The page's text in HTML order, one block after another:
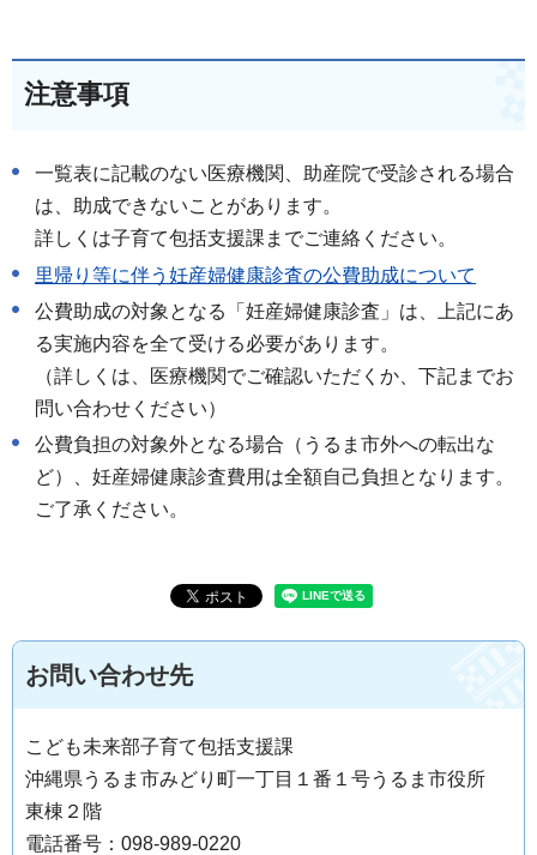
注意事項
一覧表に記載のない医療機関、助産院で受診される場合
は、助成できないことがあります。
詳しくは子育て包括支援課までご連絡ください。
里帰り等に伴う妊産婦健康診査の公費助成について
公費助成の対象となる「妊産婦健康診査」は、上記にあ
る実施内容を全て受ける必要があります。
（詳しくは、医療機関でご確認いただくか、下記までお
問い合わせください）
公費負担の対象外となる場合（うるま市外への転出な
ど）、妊産婦健康診査費用は全額自己負担となります。
ご了承ください。
お問い合わせ先
こども未来部子育て包括支援課
沖縄県うるま市みどり町一丁目１番１号うるま市役所
東棟２階
電話番号：098-989-0220